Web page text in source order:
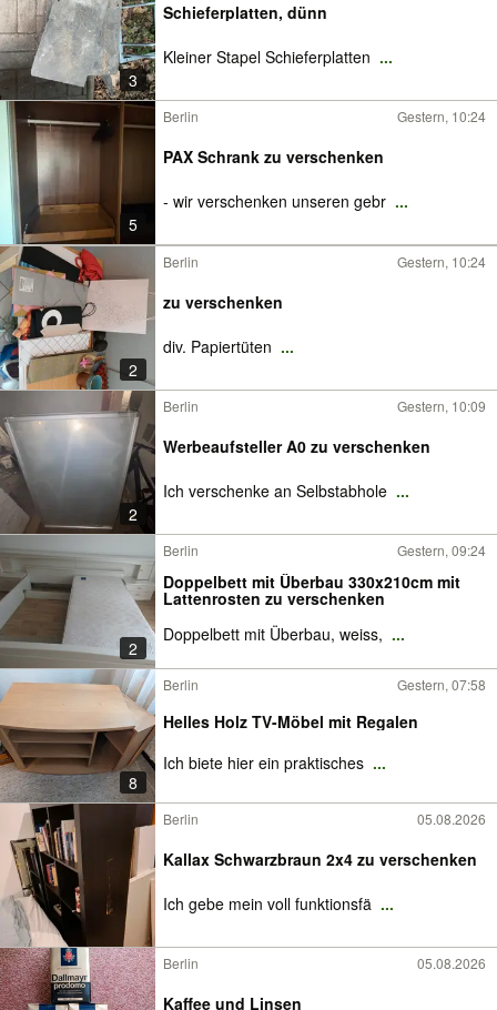
3
Schieferplatten, dünn
Kleiner Stapel Schieferplatten ...
5
Berlin Gestern, 10:24
PAX Schrank zu verschenken
- wir verschenken unseren gebr ...
2
Berlin Gestern, 10:24
zu verschenken
div. Papiertüten ...
2
Berlin Gestern, 10:09
Werbeaufsteller A0 zu verschenken
Ich verschenke an Selbstabhole ...
2
Berlin Gestern, 09:24
Doppelbett mit Überbau 330x210cm mit
Lattenrosten zu verschenken
Doppelbett mit Überbau, weiss, ...
8
Berlin Gestern, 07:58
Helles Holz TV-Möbel mit Regalen
Ich biete hier ein praktisches ...
Berlin 05.08.2026
Kallax Schwarzbraun 2x4 zu verschenken
Ich gebe mein voll funktionsfä ...
Berlin 05.08.2026
Kaffee und Linsen